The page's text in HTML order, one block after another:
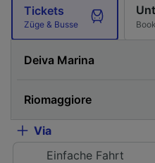
Tickets
Züge & Busse
Via
Einfache Fahrt